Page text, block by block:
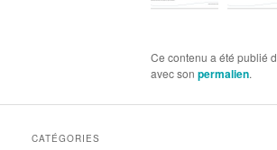
Ce contenu a été publié
avec son permalien.
CATÉGORIES